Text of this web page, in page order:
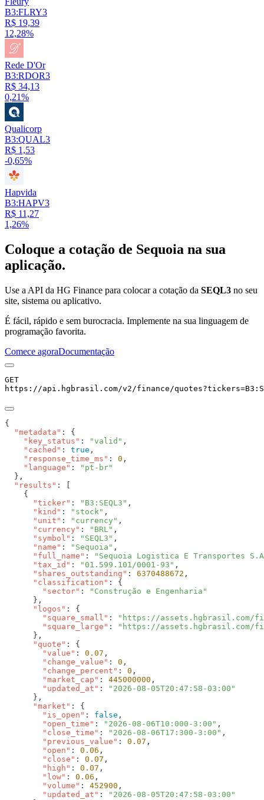
B3:FLRY3
R$ 19,39
12,28%
Rede D'Or
B3:RDOR3
R$ 34,13
0,21%
Qualicorp
B3:QUAL3
R$ 1,53
-0,65%
Hapvida
B3:HAPV3
R$ 11,27
1,26%
Coloque a cotação de Sequoia na sua
aplicação.
Use a API da HG Finance para colocar a cotação da SEQL3 no seu
site, sistema ou aplicativo.
É fácil, rápido e sem burocracia. Implemente na sua linguagem de
programação favorita.
Comece agoraDocumentação
GET
https://api.hgbrasil.com/v2/finance/quotes?tickers=
  "metadata"
    "key_status"
: "valid"
    "cached"
: true
    "response_time_ms"
: 0
    "language"
:
  "results"
      "ticker"
: "B3:SEQL3"
      "kind"
: "stock"
      "unit"
: "currency"
      "currency"
: "BRL"
      "symbol"
: "SEQL3"
      "name"
: "Sequoia"
      "full_name"
:
"Sequoia Logistica E Transportes
      "tax_id"
: "01.599.101/0001-93"
      "shares_outstanding"
: 6370488672
      "classification"
        "sector"
:
      "logos"
        "square_small"
:
"https://assets.hgbrasil.com/
        "square_large"
:
      "quote"
        "value"
: 0.07
        "change_value"
: 0
        "change_percent"
: 0
        "market_cap"
: 445000000
        "updated_at"
:
      "market"
        "is_open"
: false
        "open_time"
: "2026-08-06T10:000-3:00"
        "close_time"
: "2026-08-06T17:300-3:00"
        "previous_value"
: 0.07
        "open"
: 0.06
        "close"
: 0.07
        "high"
: 0.07
        "low"
: 0.06
        "volume"
: 452900
        "updated_at"
: